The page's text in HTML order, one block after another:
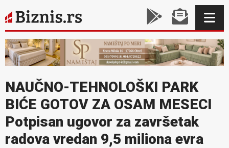
NAUČNO-TEHNOLOŠKI PARK
BIĆE GOTOV ZA OSAM MESECI
Potpisan ugovor za završetak
radova vredan 9,5 miliona evra